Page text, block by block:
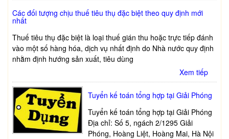
Các đối tượng chịu thuế tiêu thụ đặc biệt theo quy định mới
nhất
Thuế tiêu thụ đặc biệt là loại thuế gián thu hoặc trực tiếp đánh
vào một số hàng hóa, dịch vụ nhất định do Nhà nước quy định
nhằm định hướng sản xuất, tiêu dùng
Xem tiếp
Tuyển kế toán tổng hợp tại Giải Phóng
Tuyển kế toán tổng hợp tại Giải Phóng
Địa chỉ: Số 5, ngách 2/1295 Giải
Phóng, Hoàng Liệt, Hoàng Mai, Hà Nội